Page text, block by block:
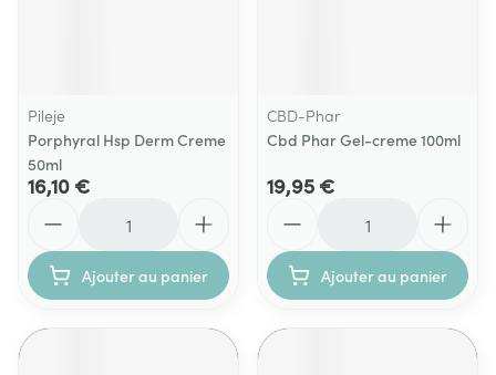
Pileje
Porphyral Hsp Derm Creme
50ml
16,10 €
Ajouter au panier
CBD-Phar
Cbd Phar Gel-creme 100ml
19,95 €
Ajouter au panier